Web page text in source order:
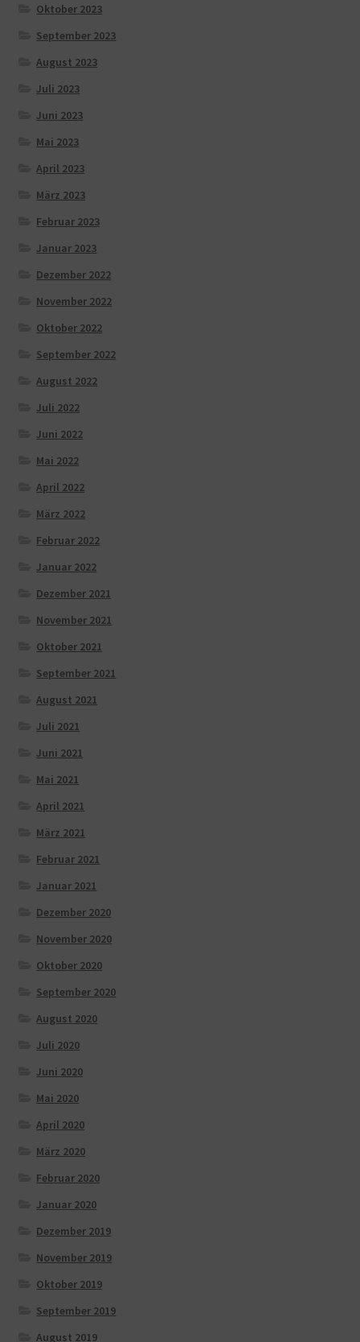
Oktober 2023
September 2023
August 2023
Juli 2023
Juni 2023
Mai 2023
April 2023
März 2023
Februar 2023
Januar 2023
Dezember 2022
November 2022
Oktober 2022
September 2022
August 2022
Juli 2022
Juni 2022
Mai 2022
April 2022
März 2022
Februar 2022
Januar 2022
Dezember 2021
November 2021
Oktober 2021
September 2021
August 2021
Juli 2021
Juni 2021
Mai 2021
April 2021
März 2021
Februar 2021
Januar 2021
Dezember 2020
November 2020
Oktober 2020
September 2020
August 2020
Juli 2020
Juni 2020
Mai 2020
April 2020
März 2020
Februar 2020
Januar 2020
Dezember 2019
November 2019
Oktober 2019
September 2019
August 2019